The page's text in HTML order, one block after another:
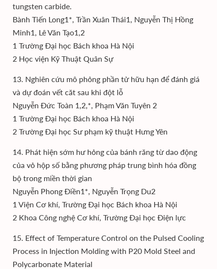
tungsten carbide.
Bành Tiến Long1*, Trần Xuân Thái1, Nguyễn Thị Hồng
Minh1, Lê Văn Tạo1,2
1 Trường Đại học Bách khoa Hà Nội
2 Học viện Kỹ Thuật Quân Sự
13. Nghiên cứu mô phỏng phần tử hữu hạn để đánh giá
và dự đoán vết căt sau khi đột lỗ
Nguyễn Đức Toàn 1,2,*, Phạm Văn Tuyên 2
1 Trường Đại học Bách khoa Hà Nội
2 Trường Đại học Sư phạm kỹ thuật Hưng Yên
14. Phát hiện sớm hư hỏng của bánh răng từ dao động
của vỏ hộp số bằng phương pháp trung bình hóa đồng
bộ trong miền thời gian
Nguyễn Phong Điền1*, Nguyễn Trọng Du2
1 Viện Cơ khí, Trường Đại học Bách khoa Hà Nội
2 Khoa Công nghệ Cơ khí, Trường Đại học Điện lực
15. Effect of Temperature Control on the Pulsed Cooling
Process in Injection Molding with P20 Mold Steel and
Polycarbonate Material